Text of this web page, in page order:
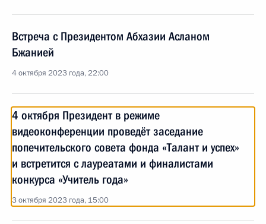
Встреча с Президентом Абхазии Асланом
Бжанией
4 октября 2023 года, 22:00
4 октября Президент в режиме
видеоконференции проведёт заседание
попечительского совета фонда «Талант и успех»
и встретится с лауреатами и финалистами
конкурса «Учитель года»
3 октября 2023 года, 15:00